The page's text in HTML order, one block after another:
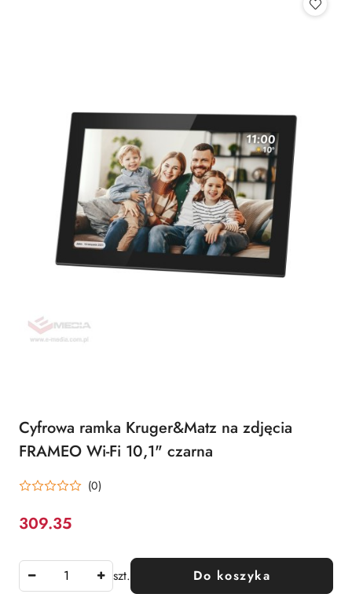
Cyfrowa ramka Kruger&Matz na zdjęcia
FRAMEO Wi-Fi 10,1" czarna
(0)
Cena:
309.35
szt. Do koszyka